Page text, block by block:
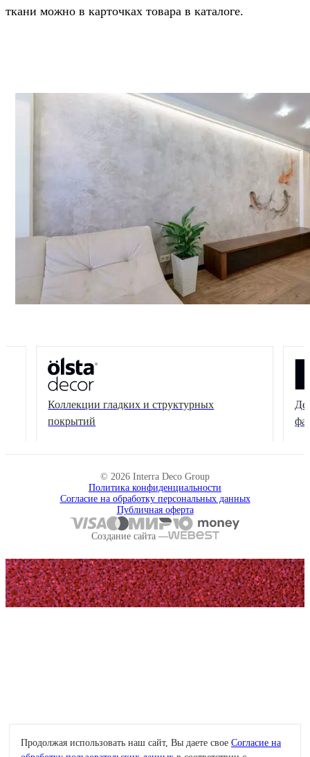
ткани можно в карточках товара в каталоге.
Коллекции гладких и структурных
покрытий
© 2026 Interra Deco Group
Политика конфиденциальности
Согласие на обработку персональных данных
Публичная оферта
Создание сайта —
Продолжая использовать наш сайт, Вы даете свое Согласие на